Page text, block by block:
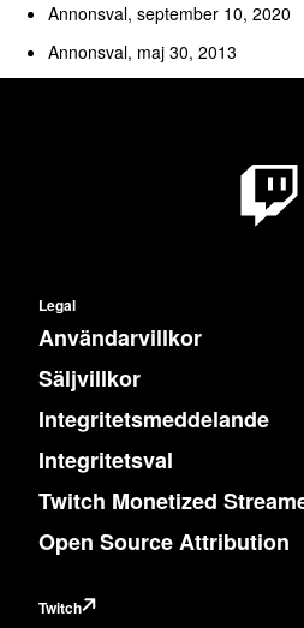
Annonsval, september 10, 2020
Annonsval, maj 30, 2013
Legal
Användarvillkor
Säljvillkor
Integritetsmeddelande
Integritetsval
Twitch Monetized
Open Source Attribution
Twitch